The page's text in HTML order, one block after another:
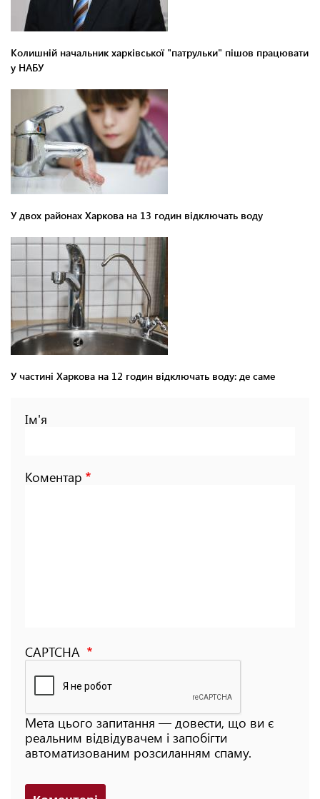
Колишній начальник харківської "патрульки" пішов працювати
у НАБУ
У двох районах Харкова на 13 годин відключать воду
У частині Харкова на 12 годин відключать воду: де саме
Ім'я
Коментар
CAPTCHA
Мета цього запитання — довести, що ви є
реальним відвідувачем і запобігти
автоматизованим розсиланням спаму.